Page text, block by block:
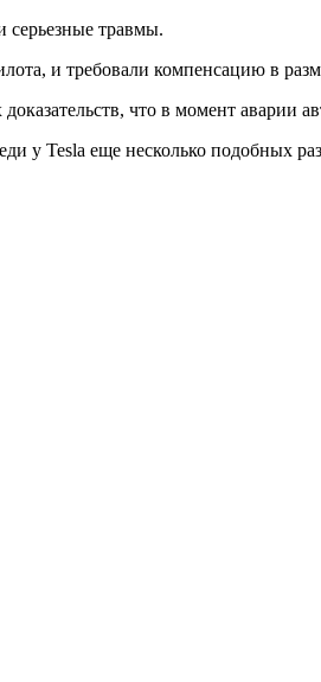
серьезные травмы.
и требовали компенсацию в
что в момент аварии
у Tesla еще несколько подобных